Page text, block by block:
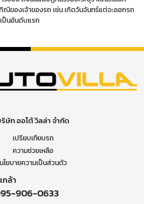
ของเจ้าของรถ เช่น เกิดวันจันทร์แต่จะออกรถ
ป็นอันดับแรก
ษัท ออโต้ วิลล่า จำกัด
เปรียบเทียบรถ
ความช่วยเหลือ
นโยบายความเป็นส่วนตัว
กล้า
906-0633